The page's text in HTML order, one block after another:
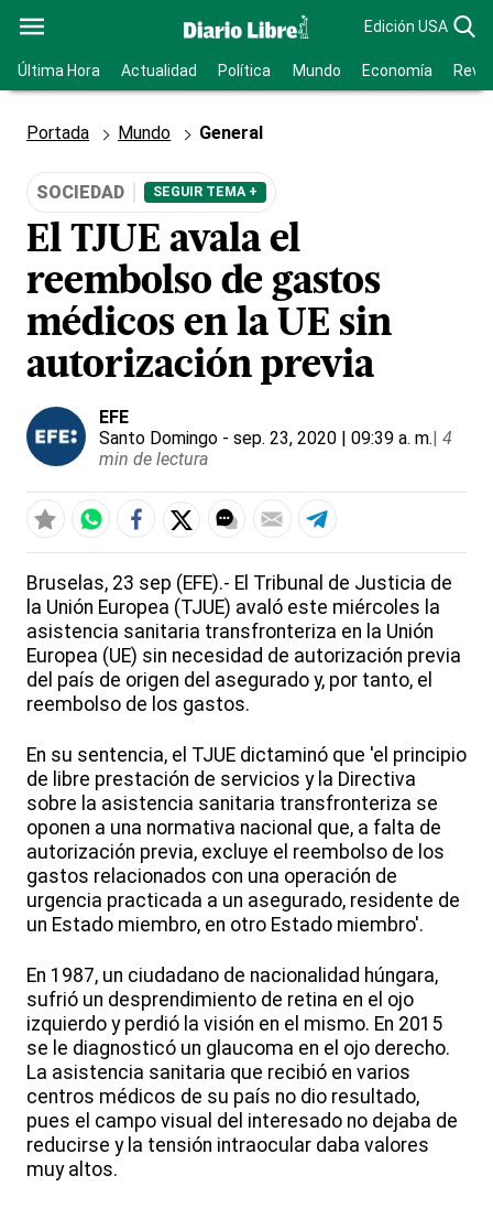
Edición USA
Última Hora Actualidad Política Mundo Economía
Portada Mundo General
SOCIEDAD SEGUIR TEMA +
El TJUE avala el
reembolso de gastos
médicos en la UE sin
autorización previa
EFE
Santo Domingo - sep. 23, 2020 | 09:39 a. m.| 4
min de lectura
Bruselas, 23 sep (EFE).- El Tribunal de Justicia de
la Unión Europea (TJUE) avaló este miércoles la
asistencia sanitaria transfronteriza en la Unión
Europea (UE) sin necesidad de autorización previa
del país de origen del asegurado y, por tanto, el
reembolso de los gastos.
En su sentencia, el TJUE dictaminó que 'el principio
de libre prestación de servicios y la Directiva
sobre la asistencia sanitaria transfronteriza se
oponen a una normativa nacional que, a falta de
autorización previa, excluye el reembolso de los
gastos relacionados con una operación de
urgencia practicada a un asegurado, residente de
un Estado miembro, en otro Estado miembro'.
En 1987, un ciudadano de nacionalidad húngara,
sufrió un desprendimiento de retina en el ojo
izquierdo y perdió la visión en el mismo. En 2015
se le diagnosticó un glaucoma en el ojo derecho.
La asistencia sanitaria que recibió en varios
centros médicos de su país no dio resultado,
pues el campo visual del interesado no dejaba de
reducirse y la tensión intraocular daba valores
muy altos.